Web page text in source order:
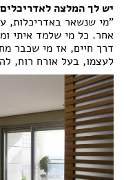
יש לך המלצה
"מי שנשאר באדריכלות,
אחר. כל מי שלמד איתי
דרך חיים, אז מי שכבר
לעצמו, בעל אורח רוח,